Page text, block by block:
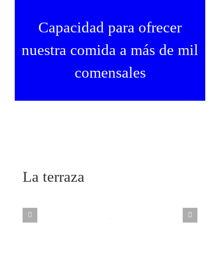
Capacidad para ofrecer
nuestra comida a más de mil
comensales
La terraza